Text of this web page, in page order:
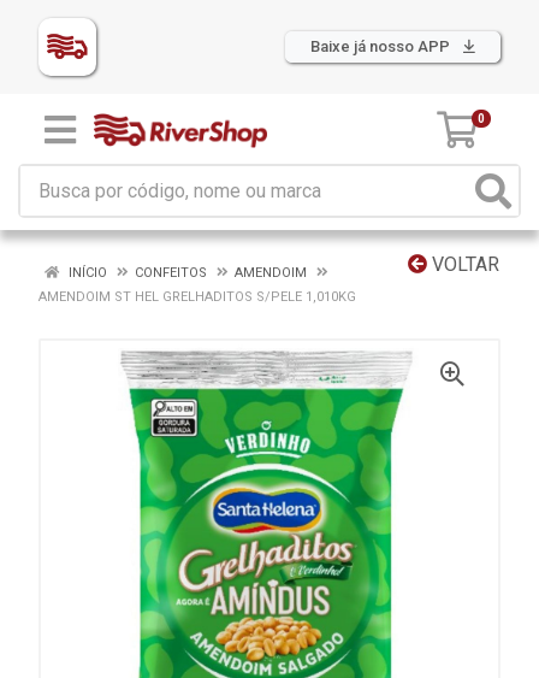
Baixe já nosso APP
0
VOLTAR
INÍCIO CONFEITOS
AMENDOIM
AMENDOIM ST HEL GRELHADITOS S/PELE 1,010KG